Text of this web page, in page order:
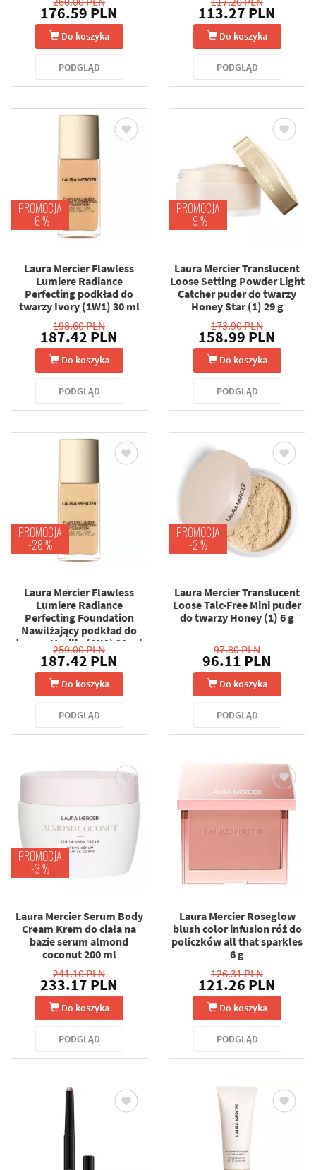
176.59 PLN
Do koszyka
PODGLĄD
113.27 PLN
Do koszyka
PODGLĄD
PROMOCJA
-6 %
Laura Mercier Flawless
Lumiere Radiance
Perfecting podkład do
twarzy Ivory (1W1) 30 ml
198.60 PLN
187.42 PLN
Do koszyka
PODGLĄD
PROMOCJA
-9 %
Laura Mercier Translucent
Loose Setting Powder Light
Catcher puder do twarzy
Honey Star (1) 29 g
173.90 PLN
158.99 PLN
Do koszyka
PODGLĄD
PROMOCJA
-28 %
Laura Mercier Flawless
Lumiere Radiance
Perfecting Foundation
Nawilżający podkład do
twarzy Vanille (1N2) 30 ml
259.00 PLN
187.42 PLN
Do koszyka
PODGLĄD
PROMOCJA
-2 %
Laura Mercier Translucent
Loose Talc-Free Mini puder
do twarzy Honey (1) 6 g
97.80 PLN
96.11 PLN
Do koszyka
PODGLĄD
PROMOCJA
-3 %
Laura Mercier Serum Body
Cream Krem do ciała na
bazie serum almond
coconut 200 ml
241.10 PLN
233.17 PLN
Do koszyka
PODGLĄD
Laura Mercier Roseglow
blush color infusion róż do
policzków all that sparkles
6 g
126.31 PLN
121.26 PLN
Do koszyka
PODGLĄD